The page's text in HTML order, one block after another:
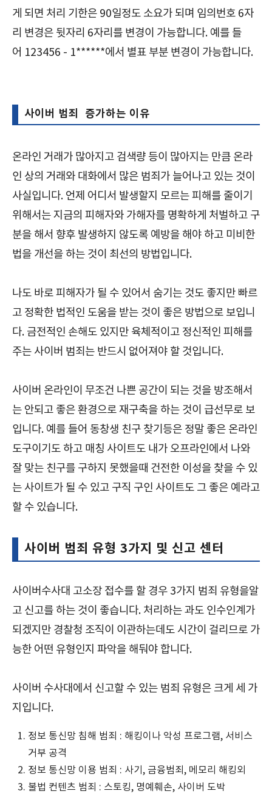
게 되면 처리 기한은 90일정도 소요가 되며 임의번호 6자
리 변경은 뒷자리 6자리를 변경이 가능합니다. 예를 들
어 123456 - 1******에서 별표 부분 변경이 가능합니다.
사이버 범죄 증가하는 이유
온라인 거래가 많아지고 검색량 등이 많아지는 만큼 온라
인 상의 거래와 대화에서 많은 범죄가 늘어나고 있는 것이
사실입니다. 언제 어디서 발생할지 모르는 피해를 줄이기
위해서는 지금의 피해자와 가해자를 명확하게 처벌하고 구
분을 해서 향후 발생하지 않도록 예방을 해야 하고 미비한
법을 개선을 하는 것이 최선의 방법입니다.
나도 바로 피해자가 될 수 있어서 숨기는 것도 좋지만 빠르
고 정확한 법적인 도움을 받는 것이 좋은 방법으로 보입니
다. 금전적인 손해도 있지만 육체적이고 정신적인 피해를
주는 사이버 범죄는 반드시 없어져야 할 것입니다.
사이버 온라인이 무조건 나쁜 공간이 되는 것을 방조해서
는 안되고 좋은 환경으로 재구축을 하는 것이 급선무로 보
입니다. 예를 들어 동창생 친구 찾기등은 정말 좋은 온라인
도구이기도 하고 매칭 사이트도 내가 오프라인에서 나와
잘 맞는 친구를 구하지 못했을때 건전한 이성을 찾을 수 있
는 사이트가 될 수 있고 구직 구인 사이트도 그 좋은 예라고
할 수 있습니다.
사이버 범죄 유형 3가지 및 신고 센터
사이버수사대 고소장 접수를 할 경우 3가지 범죄 유형을알
고 신고를 하는 것이 좋습니다. 처리하는 과도 인수인계가
되겠지만 경찰청 조직이 이관하는데도 시간이 걸리므로 가
능한 어떤 유형인지 파악을 해둬야 합니다.
사이버 수사대에서 신고할 수 있는 범죄 유형은 크게 세 가
지입니다.
정보 통신망 침해 범죄 : 해킹이나 악성 프로그램, 서비스
거부 공격
정보 통신망 이용 범죄 : 사기, 금융범죄, 메모리 해킹외
불법 컨텐츠 범죄 : 스토킹, 명예훼손, 사이버 도박